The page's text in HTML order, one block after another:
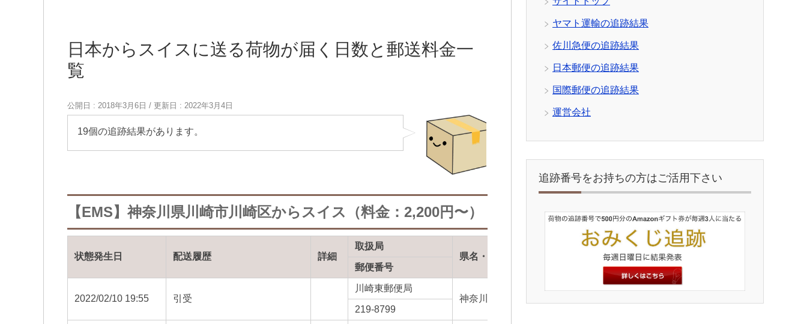
日本からスイスに送る荷物が届く日数と郵送料金一
覧
公開日 : 2018年3月6日 / 更新日 : 2022年3月4日
19個の追跡結果があります。
【EMS】神奈川県川崎市川崎区からスイス（料金：2,200円〜）
状態発生日 配送履歴 詳細
取扱局
県名・国名
郵便番号
2022/02/10 19:55 引受
川崎東郵便局
神奈川県
219-8799
ヤマト運輸の追跡結果
佐川急便の追跡結果
日本郵便の追跡結果
国際郵便の追跡結果
運営会社
追跡番号をお持ちの方はご活用下さい